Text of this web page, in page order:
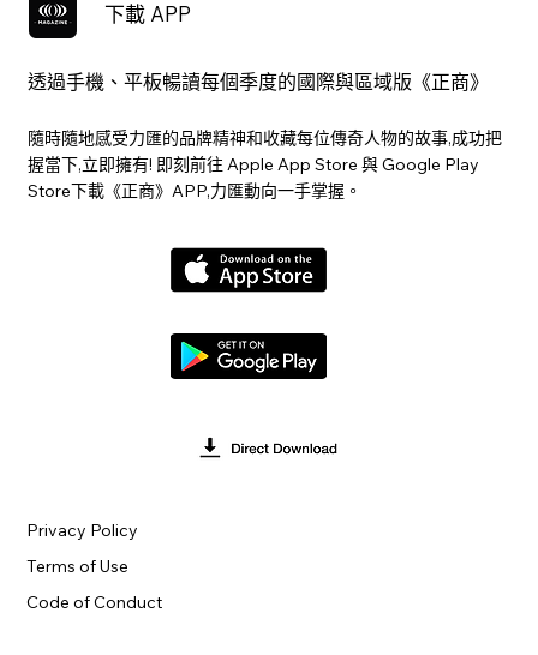
下載 APP
透過手機、平板暢讀每個季度的國際與區域版《正商》
隨時隨地感受力匯的品牌精神和收藏每位傳奇人物的故事,成功把
握當下,立即擁有! 即刻前往 Apple App Store 與 Google Play
Store下載《正商》APP,力匯動向一手掌握。
Terms of Use
Privacy Policy
Code of Conduct